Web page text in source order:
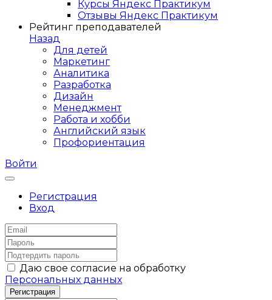
Курсы Яндекс Практикум
Отзывы Яндекс Практикум
Рейтинг преподавателей
Назад
Для детей
Маркетинг
Аналитика
Разработка
Дизайн
Менеджмент
Работа и хобби
Английский язык
Профориентация
Войти
Регистрация
Вход
Даю свое согласие на обработку
Персональных данных